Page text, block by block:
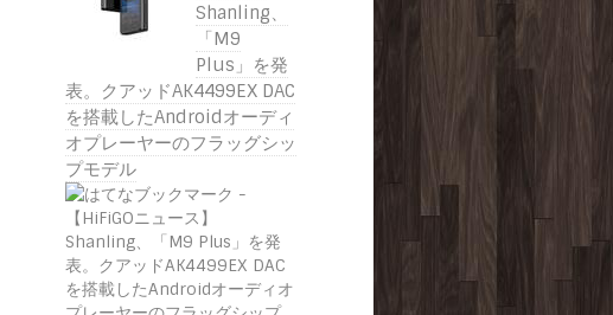
Shanling、
「M9
Plus」を発
表。クアッドAK4499EX DAC
を搭載したAndroidオーディ
オプレーヤーのフラッグシッ
プモデル